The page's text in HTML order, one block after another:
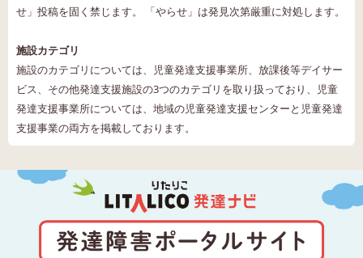
せ」投稿を固く禁じます。 「やらせ」は発見次第厳重に対処します。
施設カテゴリ
施設のカテゴリについては、児童発達支援事業所、放課後等デイサー
ビス、その他発達支援施設の3つのカテゴリを取り扱っており、児童
発達支援事業所については、地域の児童発達支援センターと児童発達
支援事業の両方を掲載しております。